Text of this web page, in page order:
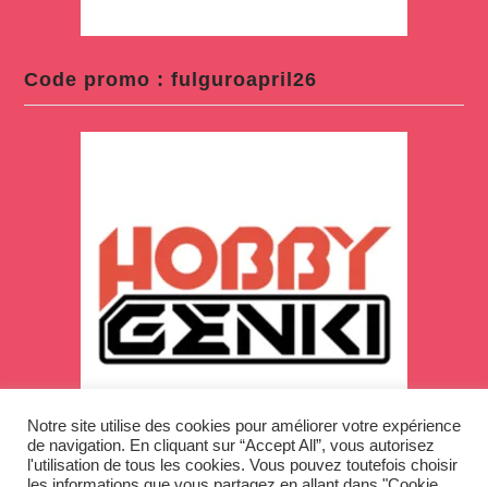
Code promo : fulguroapril26
Notre site utilise des cookies pour améliorer votre expérience
de navigation. En cliquant sur “Accept All”, vous autorisez
l'utilisation de tous les cookies. Vous pouvez toutefois choisir